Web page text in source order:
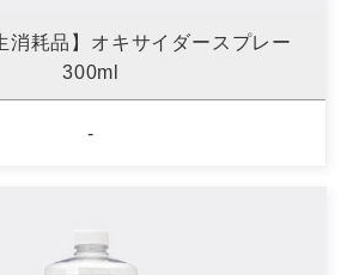
消耗品】オキサイダースプレー
300ml
-